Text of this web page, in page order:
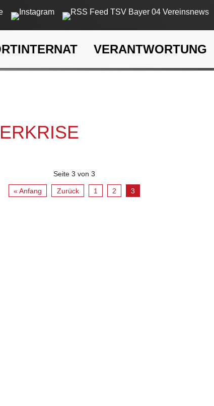
VERANTWORTUNG
Seite 3 von 3
« Anfang Zurück 1 2 3